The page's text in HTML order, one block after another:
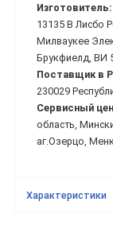
Изготовитель:
13135 В Лисбо
Милваукее
Брукфиелд, ВИ
Поставщик в
230029
Сервисный
область,
аг.Озерцо,
Характеристики